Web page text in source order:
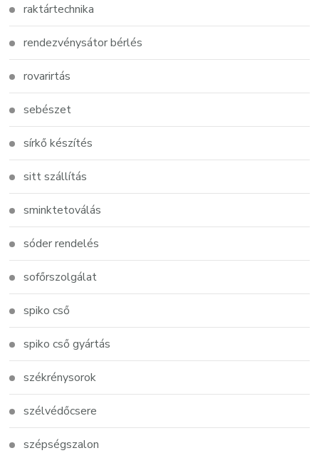
raktártechnika
rendezvénysátor bérlés
rovarirtás
sebészet
sírkő készítés
sitt szállítás
sminktetoválás
sóder rendelés
sofőrszolgálat
spiko cső
spiko cső gyártás
székrénysorok
szélvédőcsere
szépségszalon